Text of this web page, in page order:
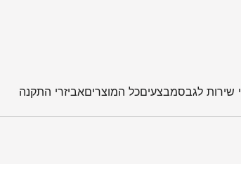
שירות לגבסמבצעיםכל המוצריםאביזרי התקנה